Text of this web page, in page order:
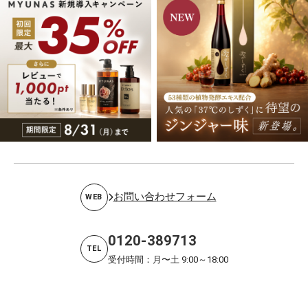
WEB お問い合わせフォーム
TEL 0120-389713
受付時間：月〜土 9:00～18:00